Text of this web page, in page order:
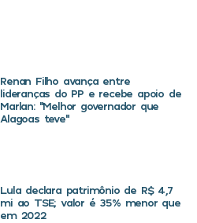
Renan Filho avança entre
lideranças do PP e recebe apoio de
Marlan: “Melhor governador que
Alagoas teve”
Lula declara patrimônio de R$ 4,7
mi ao TSE; valor é 35% menor que
em 2022